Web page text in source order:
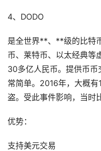
4、DODO
是全世界**、**级的比特
币、莱特币、以太经典等
30多亿人民币。提供币
常简单。2016年，大概
盗。受此事件影响，当时
优势：
支持美元交易